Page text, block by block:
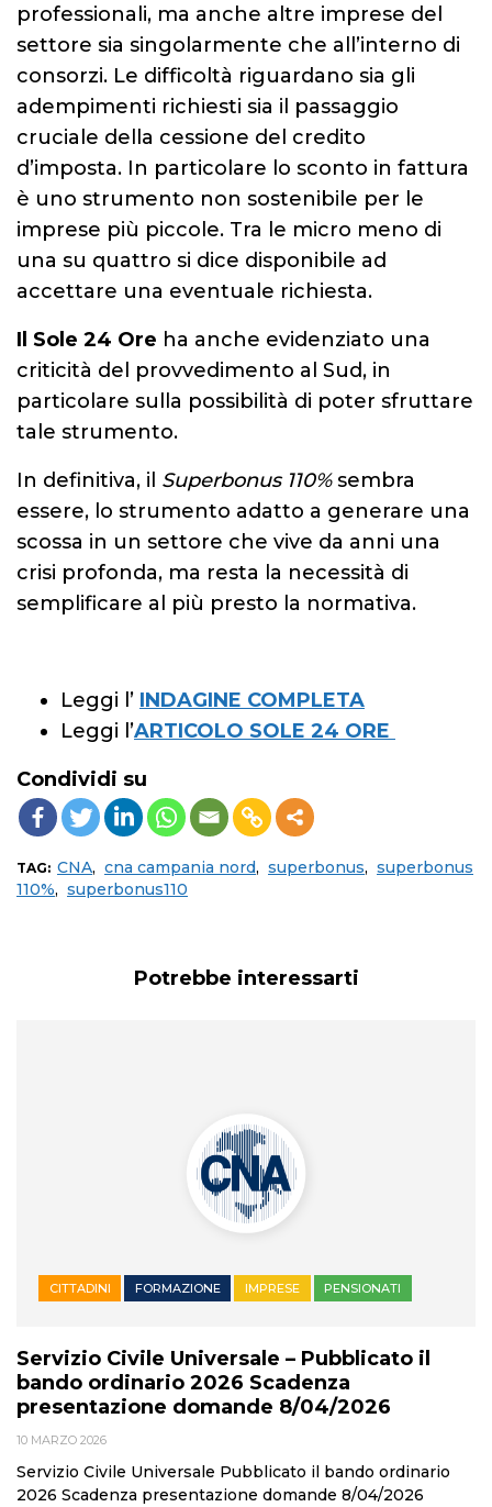
professionali, ma anche altre imprese del
settore sia singolarmente che all’interno di
consorzi. Le difficoltà riguardano sia gli
adempimenti richiesti sia il passaggio
cruciale della cessione del credito
d’imposta. In particolare lo sconto in fattura
è uno strumento non sostenibile per le
imprese più piccole. Tra le micro meno di
una su quattro si dice disponibile ad
accettare una eventuale richiesta.
Il Sole 24 Ore ha anche evidenziato una
criticità del provvedimento al Sud, in
particolare sulla possibilità di poter sfruttare
tale strumento.
In definitiva, il Superbonus 110%sembra
essere, lo strumento adatto a generare una
scossa in un settore che vive da anni una
crisi profonda, ma resta la necessità di
semplificare al più presto la normativa.
Leggi l’ INDAGINE COMPLETA
Leggi l’ARTICOLO SOLE 24 ORE
Condividi su
TAG: CNA, cna campania nord, superbonus, superbonus
110%, superbonus110
Potrebbe interessarti
CITTADINI FORMAZIONE IMPRESE PENSIONATI
Servizio Civile Universale – Pubblicato il
bando ordinario 2026 Scadenza
presentazione domande 8/04/2026
10 MARZO 2026
Servizio Civile Universale Pubblicato il bando ordinario
2026 Scadenza presentazione domande 8/04/2026